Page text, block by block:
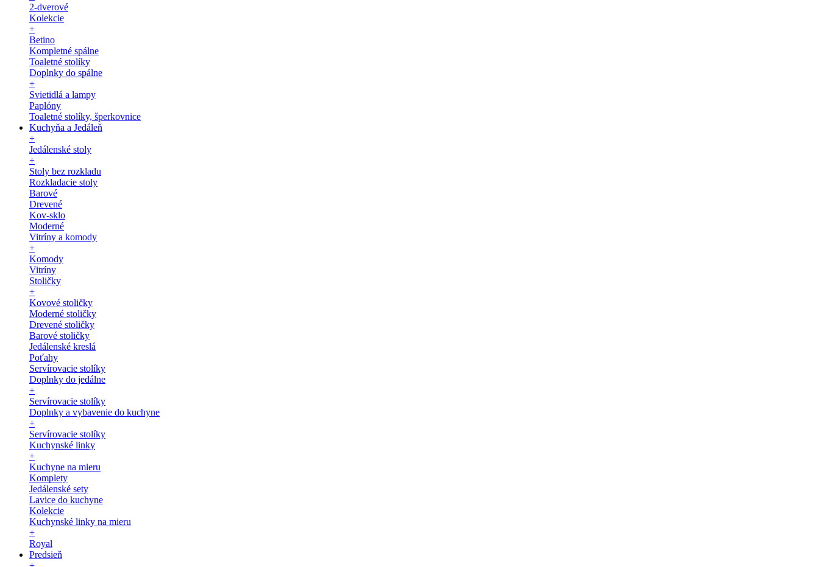
2-dverové
Kolekcie
+
Betino
Kompletné spálne
Toaletné stolíky
Doplnky do spálne
+
Svietidlá a lampy
Paplóny
Toaletné stolíky, šperkovnice
Kuchyňa a Jedáleň
+
Jedálenské stoly
+
Stoly bez rozkladu
Rozkladacie stoly
Barové
Drevené
Kov-sklo
Moderné
Vitríny a komody
+
Komody
Vitríny
Stoličky
+
Kovové stoličky
Moderné stoličky
Drevené stoličky
Barové stoličky
Jedálenské kreslá
Poťahy
Servírovacie stolíky
Doplnky do jedálne
+
Servírovacie stolíky
Doplnky a vybavenie do kuchyne
+
Servírovacie stolíky
Kuchynské linky
+
Kuchyne na mieru
Komplety
Jedálenské sety
Lavice do kuchyne
Kolekcie
Kuchynské linky na mieru
+
Royal
Predsieň